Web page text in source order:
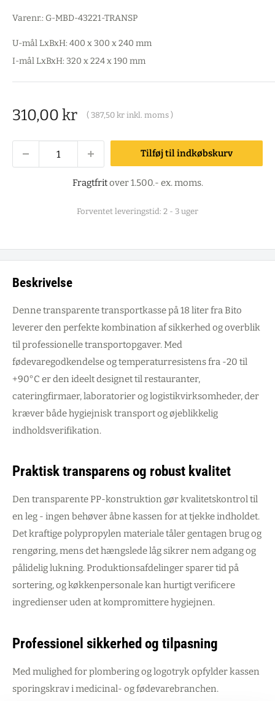
Varenr.: G-MBD-43221-TRANSP
U-mål LxBxH: 400 x 300 x 240 mm
I-mål LxBxH: 320 x 224 x 190 mm
Salgspris
310,00 kr ( 387,50 kr inkl. moms )
Tilføj til indkøbskurv
Fragtfritover 1.500.- ex. moms.
Forventet leveringstid: 2 - 3 uger
Beskrivelse
Denne transparente transportkasse på 18 liter fra Bito
leverer den perfekte kombination af sikkerhed og overblik
til professionelle transportopgaver. Med
fødevaregodkendelse og temperaturresistens fra -20 til
+90°C er den ideelt designet til restauranter,
cateringfirmaer, laboratorier og logistikvirksomheder, der
kræver både hygiejnisk transport og øjeblikkelig
indholdsverifikation.
Praktisk transparens og robust kvalitet
Den transparente PP-konstruktion gør kvalitetskontrol til
en leg - ingen behøver åbne kassen for at tjekke indholdet.
Det kraftige polypropylen materiale tåler gentagen brug og
rengøring, mens det hængslede låg sikrer nem adgang og
pålidelig lukning. Produktionsafdelinger sparer tid på
sortering, og køkkenpersonale kan hurtigt verificere
ingredienser uden at kompromittere hygiejnen.
Professionel sikkerhed og tilpasning
Med mulighed for plombering og logotryk opfylder kassen
sporingskrav i medicinal- og fødevarebranchen.